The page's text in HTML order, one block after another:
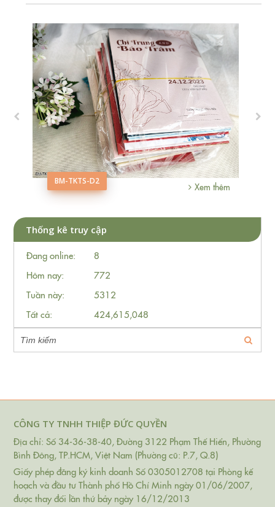
BM-TKTS-D2 Xem thêm
Thống kê truy cập
Đang online:
8
Hôm nay:
772
Tuần này:
5312
Tất cả:
424,615,048
CÔNG TY TNHH THIỆP ĐỨC QUYỀN
Địa chỉ: Số 34-36-38-40, Đường 3122 Phạm Thế Hiển, Phường
Bình Đông, TP.HCM, Việt Nam (Phường cũ: P.7, Q.8)
Giấy phép đăng ký kinh doanh Số 0305012708 tại Phòng kế
hoạch và đầu tư Thành phố Hồ Chí Minh ngày 01/06/2007,
được thay đổi lần thứ bảy ngày 16/12/2013